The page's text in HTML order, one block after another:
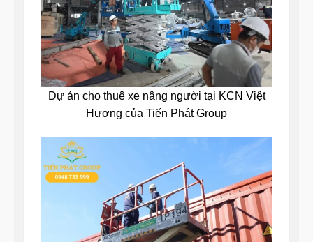
Dự án cho thuê xe nâng người tại KCN Việt
Hương của Tiến Phát Group